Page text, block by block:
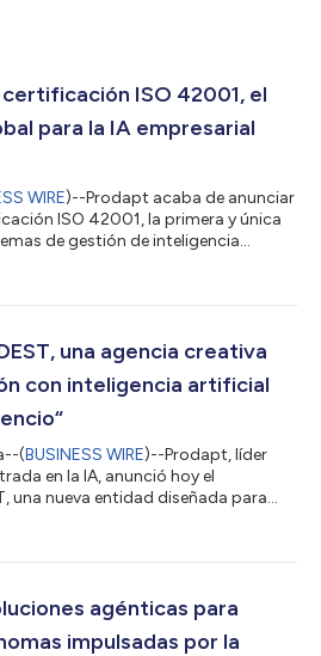
ISO 42001, el
para la IA empresarial
WIRE)--Prodapt acaba de anunciar
ISO 42001, la primera y única
de gestión de inteligencia
ofrecer IA artificial segura, ética y
para regular la IA en materia de
una agencia creativa
con inteligencia artificial
(BUSINESS WIRE)--Prodapt, líder
en la IA, anunció hoy el
una nueva entidad diseñada para
intersección del arte y la ciencia,
ofrecen resultados comerciales
años,...
agénticas para
impulsadas por la